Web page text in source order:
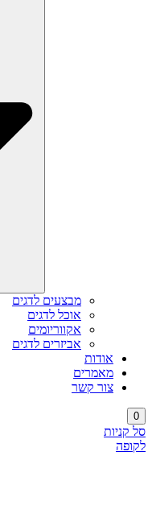
מבצעים לדגים
אוכל לדגים
אקווריומים
אביזרים לדגים
אודות
מאמרים
צור קשר
0
סל קניות
לקופה